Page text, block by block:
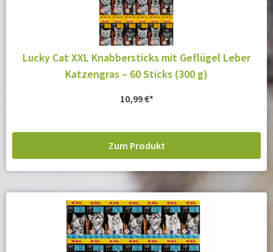
Lucky Cat XXL Knabbersticks mit Geflügel Leber
Katzengras – 60 Sticks (300 g)
10,99€
Zum Produkt